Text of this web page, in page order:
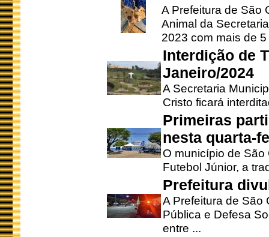
A Prefeitura de São
Animal da
2023 com mais de 5
Interdição de
Janeiro/2024
A Secretaria
Cristo ficará
Primeiras
nesta quarta-
O município de
Futebol Júnior, a
Prefeitura
A Prefeitura de São
Pública e Defesa
entre ...